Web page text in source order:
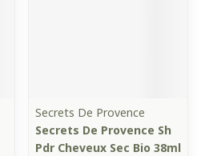
Secrets De Provence
Secrets De Provence Sh
Pdr Cheveux Sec Bio 38ml